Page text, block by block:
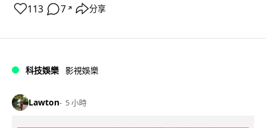
113 7 ↗ 分享
科技娛樂 影視娛樂
Lawton 5 小時